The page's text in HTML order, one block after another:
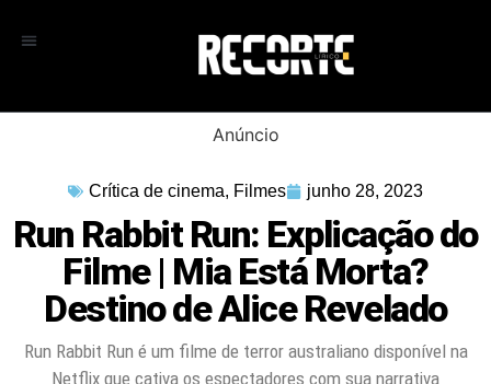
Anúncio
Crítica de cinema, Filmes junho 28, 2023
Run Rabbit Run: Explicação do
Filme | Mia Está Morta?
Destino de Alice Revelado
Run Rabbit Run é um filme de terror australiano disponível na
Netflix que cativa os espectadores com sua narrativa